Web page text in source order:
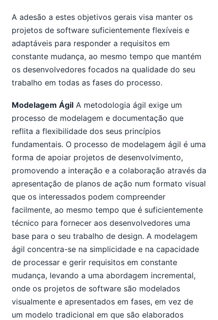
A adesão a estes objetivos gerais visa manter os
projetos de software suficientemente flexíveis e
adaptáveis para responder a requisitos em
constante mudança, ao mesmo tempo que mantém
os desenvolvedores focados na qualidade do seu
trabalho em todas as fases do processo.
Modelagem Ágil A metodologia ágil exige um
processo de modelagem e documentação que
reflita a flexibilidade dos seus princípios
fundamentais. O processo de modelagem ágil é uma
forma de apoiar projetos de desenvolvimento,
promovendo a interação e a colaboração através da
apresentação de planos de ação num formato visual
que os interessados podem compreender
facilmente, ao mesmo tempo que é suficientemente
técnico para fornecer aos desenvolvedores uma
base para o seu trabalho de design. A modelagem
ágil concentra-se na simplicidade e na capacidade
de processar e gerir requisitos em constante
mudança, levando a uma abordagem incremental,
onde os projetos de software são modelados
visualmente e apresentados em fases, em vez de
um modelo tradicional em que são elaborados